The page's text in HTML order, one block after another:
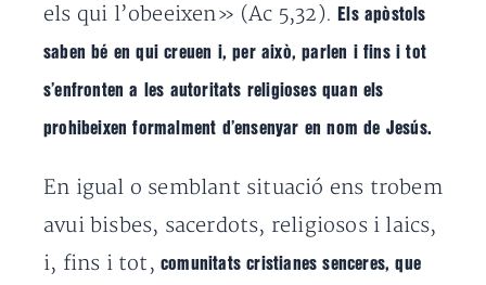
els qui l’obeeixen» (Ac 5,32).Els apòstols
saben bé en qui creuen i, per això, parlen i fins i tot
s’enfronten a les autoritats religioses quan els
prohibeixen formalment d’ensenyar en nom de Jesús.
En igual o semblant situació ens trobem
avui bisbes, sacerdots, religiosos i laics,
i, fins i tot, comunitats cristianes senceres, que